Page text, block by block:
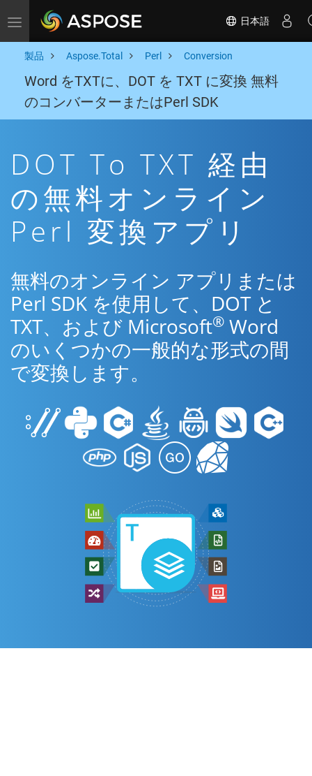
Toggle navigation 日本語
製品 Aspose.Total Perl Conversion
Word をTXTに、DOT を TXT に変換 無料
のコンバーターまたはPerl SDK
DOT To TXT 経由
の無料オンライン
Perl 変換アプリ
無料のオンライン アプリまたは
Perl SDK を使用して、DOT と
TXT、および Microsoft® Word
のいくつかの一般的な形式の間
で変換します。